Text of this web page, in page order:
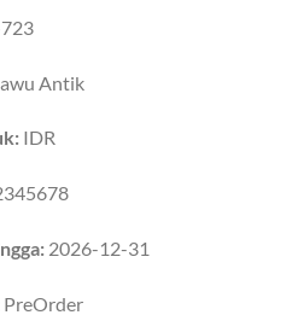
Antik
IDR
2026-12-31
PreOrder